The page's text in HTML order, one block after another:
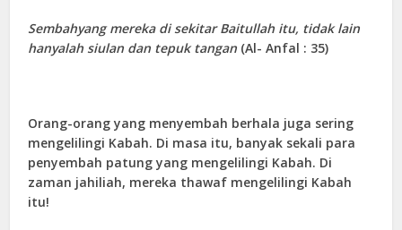
Sembahyang mereka di sekitar Baitullah itu, tidak lain
hanyalah siulan dan tepuk tangan (Al- Anfal : 35)
Orang-orang yang menyembah berhala juga sering
mengelilingi Kabah. Di masa itu, banyak sekali para
penyembah patung yang mengelilingi Kabah. Di
zaman jahiliah, mereka thawaf mengelilingi Kabah
itu!